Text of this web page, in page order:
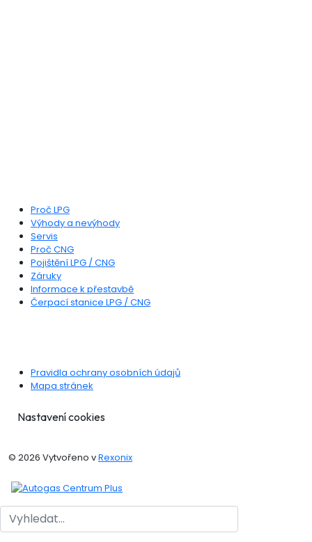
Proč LPG
Výhody a nevýhody
Servis
Proč CNG
Pojištění LPG / CNG
Záruky
Informace k přestavbě
Čerpací stanice LPG / CNG
Pravidla ochrany osobních údajů
Mapa stránek
Nastavení cookies
© 2026 Vytvořeno vRexonix
Hledat